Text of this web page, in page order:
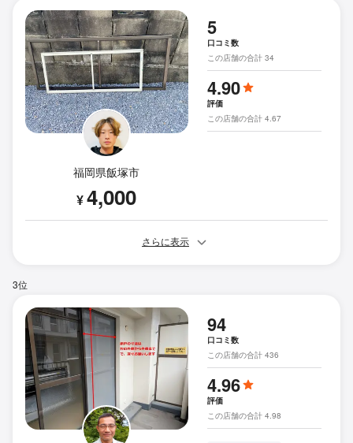
福岡県飯塚市
¥4,000
5
口コミ数
この店舗の合計 34
4.90
評価
この店舗の合計 4.67
さらに表示
3位
94
口コミ数
この店舗の合計 436
4.96
評価
この店舗の合計 4.98